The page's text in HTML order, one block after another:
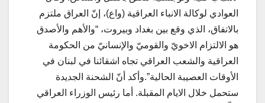
العوادي لوكالة الانباء العراقية (واع)، إنّ العراق ملتزم
بالاتفاق، الذي وقع بين بغداد وبيروت، “والأهم والأصدق
هو الالتزام الاخويّ والقوميّ والإنسانيّ من الحكومة
العراقية والشعب العراقي تجاه اشقائنا في لبنان في
الأوقات العصيبة الحالية”.وأكد أنّ الشحنة الجديدة
ستحمل خلال الايام المقبلة. أما رئيس الوزراء العراقي